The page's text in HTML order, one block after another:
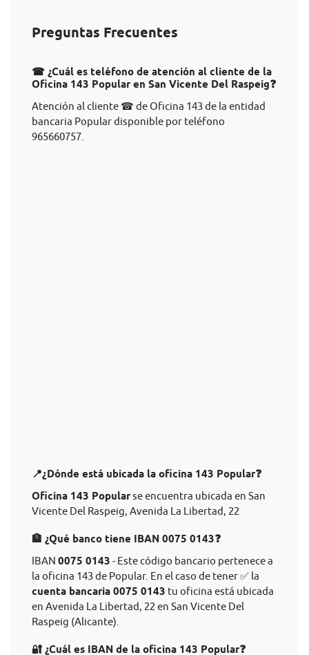
Preguntas Frecuentes
☎ ¿Cuál es teléfono de atención al cliente de la
Oficina 143 Popular en San Vicente Del Raspeig❓
Atención al cliente ☎ de Oficina 143 de la entidad
bancaria Popular disponible por teléfono
965660757.
📍¿Dónde está ubicada la oficina 143 Popular❓
Oficina 143 Popularse encuentra ubicada en San
Vicente Del Raspeig, Avenida La Libertad, 22
🏦 ¿Qué banco tiene IBAN 0075 0143❓
IBAN 0075 0143 - Este código bancario pertenece a
la oficina 143 de Popular. En el caso de tener ✅ la
cuenta bancaria 0075 0143 tu oficina está ubicada
en Avenida La Libertad, 22 en San Vicente Del
Raspeig (Alicante).
🔐 ¿Cuál es IBAN de la oficina 143 Popular❓